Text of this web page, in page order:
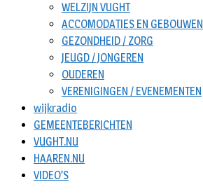
WELZIJN VUGHT
ACCOMODATIES EN GEBOUWEN
GEZONDHEID / ZORG
JEUGD / JONGEREN
OUDEREN
VERENIGINGEN / EVENEMENTEN
wijkradio
GEMEENTEBERICHTEN
VUGHT.NU
HAAREN.NU
VIDEO’S